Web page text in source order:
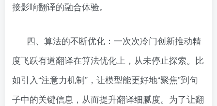
接影响翻译的融合体验。
四、算法的不断优化：一次次冷门创新推动精
度飞跃有道翻译在算法优化上，从未停止探索。比
如引入“注意力机制”，让模型能更好地“聚焦”到句
子中的关键信息，从而提升翻译细腻度。为了让翻